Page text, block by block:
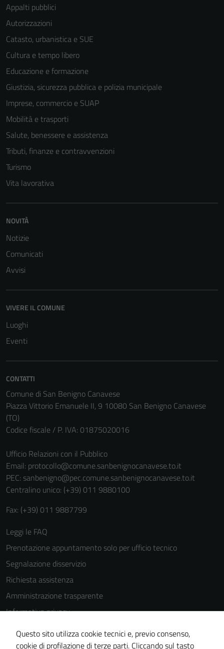
Appalti pubblici
Autorizzazioni
Catasto, urbanistica e SUE
Cultura e tempo libero
Educazione e formazione
Giustizia, sicurezza pubblica e polizia municipale
Imprese, commercio e SUAP
Mobilità e trasporti
Salute, benessere e assistenza
Tributi, finanze e contravvenzioni
Turismo
Vita lavorativa
NOVITÀ
Notizie
Comunicati
Avvisi
VIVERE IL COMUNE
Luoghi
Eventi
CONTATTI
Comune di San Benigno Canavese
Piazza Vittorio Emanuele II, 9 10080 San Benigno Canavese
(TO)
Codice fiscale / P. IVA: 01875020016
Ufficio Relazioni con il Pubblico
Email: protocollo@comune.sanbenignocanavese.to.it
PEC: sanbenigno@pec.comune.sanbenignocanavese.to.it
Centralino unico: (+39) 011 9880100
Fax: (+39) 011 9887799
Leggi le FAQ
Prenotazione appuntamento solo per ufficio tecnico
Segnalazione disservizio
Richiesta assistenza
Amministrazione trasparente
Informativa privacy
Cookie Policy
Note legali
Questo sito utilizza cookie tecnici e, previo consenso,
cookie di profilazione di terze parti. Cliccando sul tasto
sono necessari
personali.